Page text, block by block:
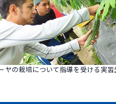
ヤの栽培について指導を受ける実習